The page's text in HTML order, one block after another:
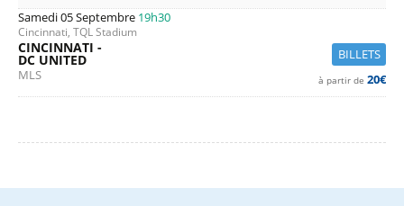
Samedi 05 Septembre 19h30
Cincinnati, TQL Stadium
BILLETS
CINCINNATI -
DC UNITED
MLS à partir de 20€